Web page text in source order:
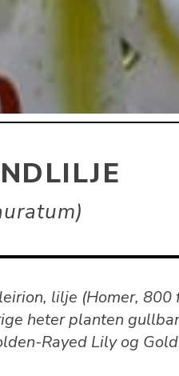
lilje (Homer, 800
heter planten
Rayed Lily og